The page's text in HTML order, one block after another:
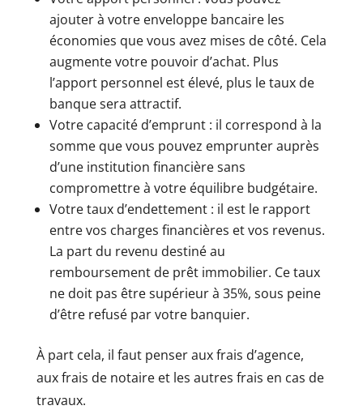
ajouter à votre enveloppe bancaire les
économies que vous avez mises de côté. Cela
augmente votre pouvoir d’achat. Plus
l’apport personnel est élevé, plus le taux de
banque sera attractif.
Votre capacité d’emprunt : il correspond à la
somme que vous pouvez emprunter auprès
d’une institution financière sans
compromettre à votre équilibre budgétaire.
Votre taux d’endettement : il est le rapport
entre vos charges financières et vos revenus.
La part du revenu destiné au
remboursement de prêt immobilier. Ce taux
ne doit pas être supérieur à 35%, sous peine
d’être refusé par votre banquier.
À part cela, il faut penser aux frais d’agence,
aux frais de notaire et les autres frais en cas de
travaux.